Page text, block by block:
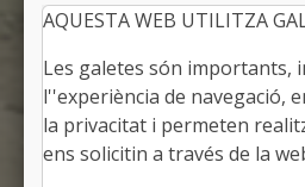
AQUESTA WEB UTILITZA
Les galetes són importants,
l''experiència de navegació,
la privacitat i permeten
ens solicitin a través de la